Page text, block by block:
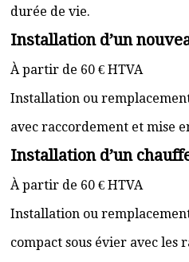
durée de vie.
Installation d’un
À partir de 60 € HTVA
Installation ou
avec raccordement et mise
Installation d’un
À partir de 60 € HTVA
Installation ou
compact sous évier avec les